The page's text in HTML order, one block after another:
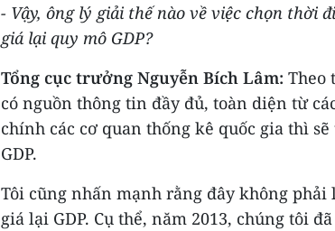
- Vậy, ông lý giải thế nào về việc chọn thời
giá lại quy mô GDP?
Tổng cục trưởng Nguyễn Bích Lâm: Theo
có nguồn thông tin đầy đủ, toàn diện từ
chính các cơ quan thống kê quốc gia thì
GDP.
Tôi cũng nhấn mạnh rằng đây không
giá lại GDP. Cụ thể, năm 2013, chúng tôi